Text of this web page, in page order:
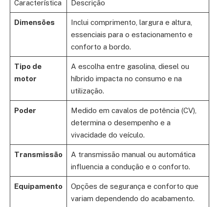
Característica Descrição
Dimensões
Inclui comprimento, largura e altura,
essenciais para o estacionamento e
conforto a bordo.
Tipo de
motor
A escolha entre gasolina, diesel ou
híbrido impacta no consumo e na
utilização.
Poder
Medido em cavalos de potência (CV),
determina o desempenho e a
vivacidade do veículo.
Transmissão
A transmissão manual ou automática
influencia a condução e o conforto.
Equipamento
Opções de segurança e conforto que
variam dependendo do acabamento.